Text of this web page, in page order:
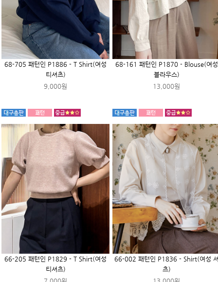
68-705 패턴인 P1886 - T Shirt(여성
티셔츠)
9,000원
68-161 패턴인 P1870 - Blouse(여성
블라우스)
13,000원
66-205 패턴인 P1829 - T Shirt(여성
티셔츠)
66-002 패턴인 P1836 - Shirt(여성
츠)